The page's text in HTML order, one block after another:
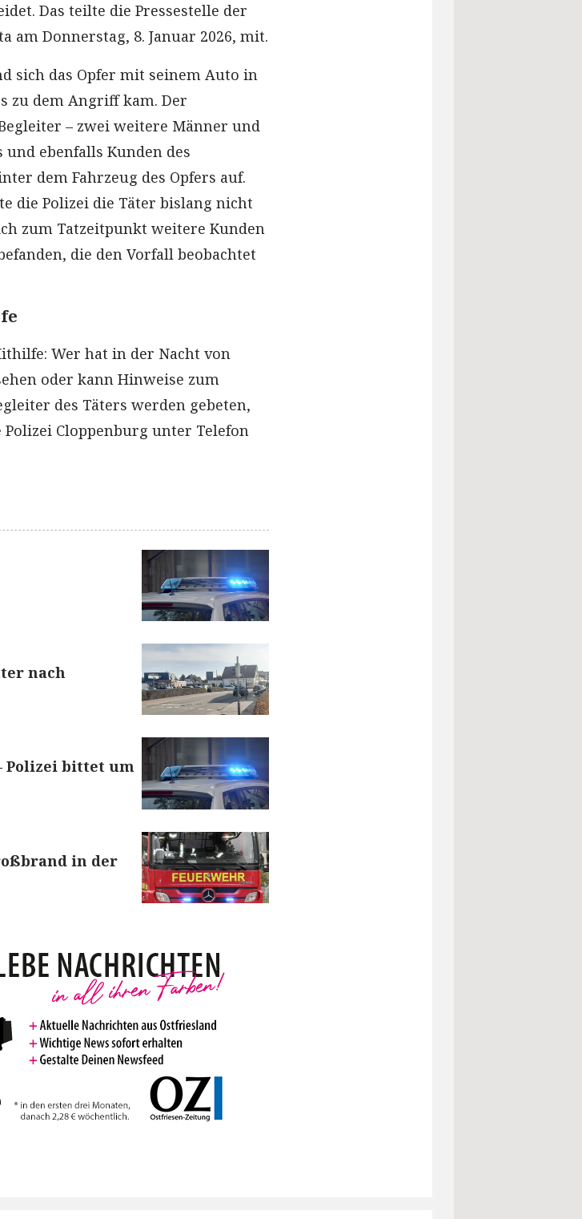
Das teilte die Pressestelle der
am Donnerstag, 8. Januar 2026, mit.
sich das Opfer mit seinem Auto in
zu dem Angriff kam. Der
– zwei weitere Männer und
ebenfalls Kunden des
dem Fahrzeug des Opfers auf.
die Polizei die Täter bislang nicht
zum Tatzeitpunkt weitere Kunden
die den Vorfall beobachtet
Wer hat in der Nacht von
oder kann Hinweise zum
des Täters werden gebeten,
Cloppenburg unter Telefon
nach
Polizei bittet um
in der